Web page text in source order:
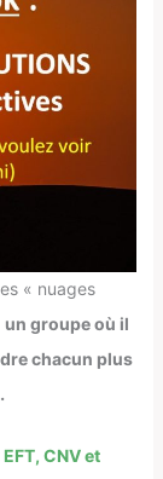
« nuages
un groupe où il
chacun plus
EFT, CNV et